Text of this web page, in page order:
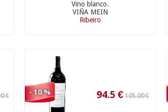
Vino blanco.
VIÑA MEIN
Ribeiro
- 10 %
94.5€
94.00 €